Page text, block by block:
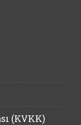
(KVKK)